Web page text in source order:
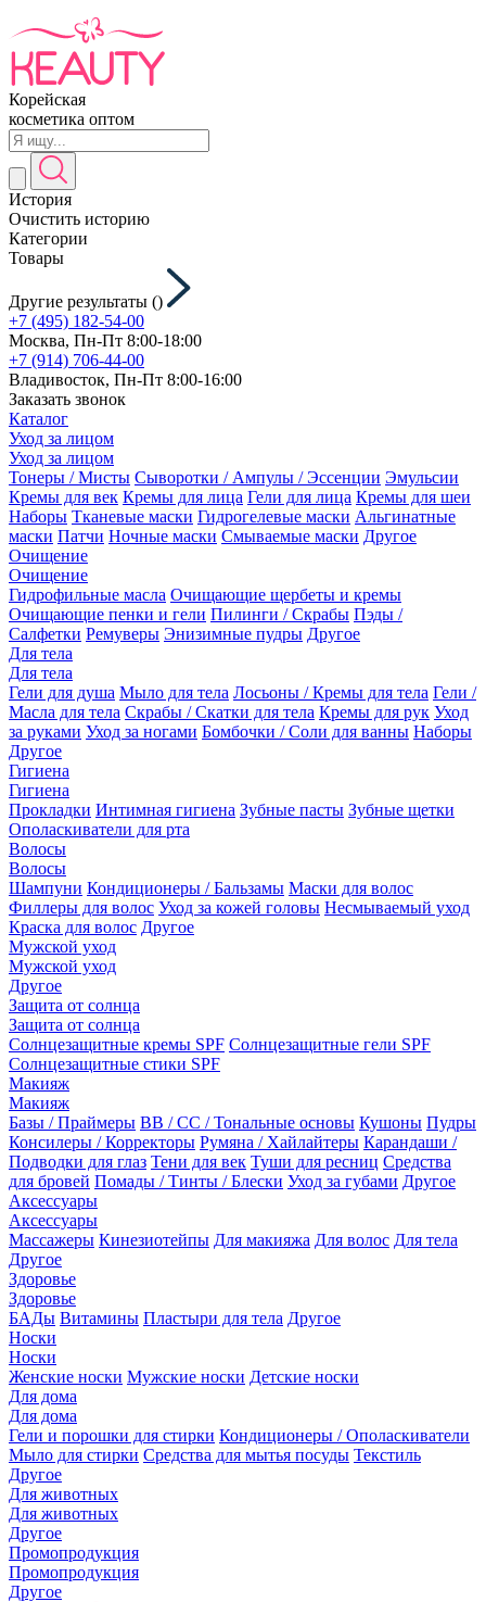
Корейская
косметика оптом
История
Очистить историю
Категории
Товары
Другие результаты ()
+7 (495) 182-54-00
Москва, Пн-Пт 8:00-18:00
+7 (914) 706-44-00
Владивосток, Пн-Пт 8:00-16:00
Заказать звонок
Каталог
Уход за лицом
Уход за лицом
Тонеры / Мисты Сыворотки / Ампулы / Эссенции Эмульсии
Кремы для век Кремы для лица Гели для лица Кремы для шеи
Наборы Тканевые маски Гидрогелевые маски Альгинатные
маски Патчи Ночные маски Смываемые маски Другое
Очищение
Очищение
Гидрофильные масла Очищающие щербеты и кремы
Очищающие пенки и гели Пилинги / Скрабы Пэды /
Салфетки Ремуверы Энизимные пудры Другое
Для тела
Для тела
Гели для душа Мыло для тела Лосьоны / Кремы для тела Гели /
Масла для тела Скрабы / Скатки для тела Кремы для рук Уход
за руками Уход за ногами Бомбочки / Соли для ванны Наборы
Другое
Гигиена
Гигиена
Прокладки Интимная гигиена Зубные пасты Зубные щетки
Ополаскиватели для рта
Волосы
Волосы
Шампуни Кондиционеры / Бальзамы Маски для волос
Филлеры для волос Уход за кожей головы Несмываемый уход
Краска для волос Другое
Мужской уход
Мужской уход
Другое
Защита от солнца
Защита от солнца
Солнцезащитные кремы SPF Солнцезащитные гели SPF
Солнцезащитные стики SPF
Макияж
Макияж
Базы / Праймеры BB / CC / Тональные основы Кушоны Пудры
Консилеры / Корректоры Румяна / Хайлайтеры Карандаши /
Подводки для глаз Тени для век Туши для ресниц Средства
для бровей Помады / Тинты / Блески Уход за губами Другое
Аксессуары
Аксессуары
Массажеры Кинезиотейпы Для макияжа Для волос Для тела
Другое
Здоровье
Здоровье
БАДы Витамины Пластыри для тела Другое
Носки
Носки
Женские носки Мужские носки Детские носки
Для дома
Для дома
Гели и порошки для стирки Кондиционеры / Ополаскиватели
Мыло для стирки Средства для мытья посуды Текстиль
Другое
Для животных
Для животных
Другое
Промопродукция
Промопродукция
Другое